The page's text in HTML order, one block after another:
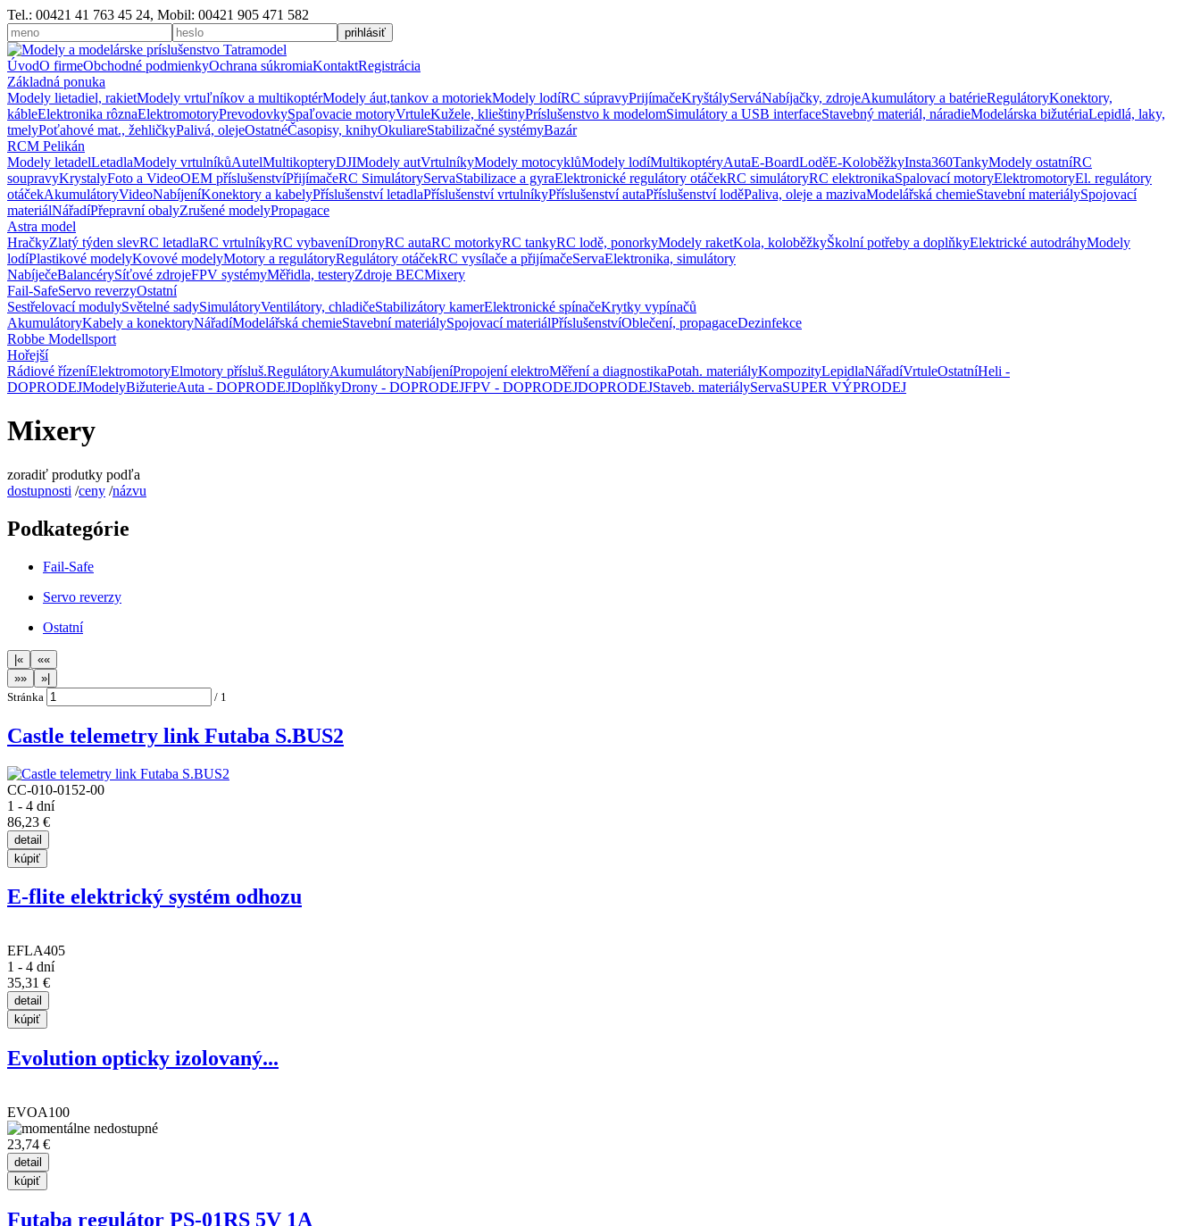
Tel.: 00421 41 763 45 24, Mobil: 00421 905 471 582
ÚvodO firmeObchodné podmienkyOchrana súkromiaKontaktRegistrácia
Základná ponuka
Modely lietadiel, rakietModely vrtuľníkov a multikoptérModely áut,tankov a motoriekModely lodíRC súpravyPrijímačeKryštályServáNabíjačky, zdrojeAkumulátory a batérieRegulátoryKonektory,
kábleElektronika rôznaElektromotoryPrevodovkySpaľovacie motoryVrtuleKužele, klieštinyPríslušenstvo k modelomSimulátory a USB interfaceStavebný materiál, náradieModelárska bižutériaLepidlá, laky,
tmelyPoťahové mat., žehličkyPalivá, olejeOstatnéČasopisy, knihyOkuliareStabilizačné systémyBazár
RCM Pelikán
Modely letadelLetadlaModely vrtulníkůAutelMultikopteryDJIModely autVrtulníkyModely motocyklůModely lodíMultikoptéryAutaE-BoardLoděE-KoloběžkyInsta360TankyModely ostatníRC
soupravyKrystalyFoto a VideoOEM příslušenstvíPřijímačeRC SimulátoryServaStabilizace a gyraElektronické regulátory otáčekRC simulátoryRC elektronikaSpalovací motoryElektromotoryEl. regulátory
otáčekAkumulátoryVideoNabíjeníKonektory a kabelyPříslušenství letadlaPříslušenství vrtulníkyPříslušenství autaPříslušenství loděPaliva, oleje a mazivaModelářská chemieStavební materiálySpojovací
materiálNářadíPřepravní obalyZrušené modelyPropagace
Astra model
HračkyZlatý týden slevRC letadlaRC vrtulníkyRC vybaveníDronyRC autaRC motorkyRC tankyRC lodě, ponorkyModely raketKola, koloběžkyŠkolní potřeby a doplňkyElektrické autodráhyModely
lodíPlastikové modelyKovové modelyMotory a regulátoryRegulátory otáčekRC vysílače a přijímačeServaElektronika, simulátory
NabíječeBalancérySíťové zdrojeFPV systémyMěřidla, testeryZdroje BECMixery
Fail-SafeServo reverzyOstatní
Sestřelovací modulySvětelné sadySimulátoryVentilátory, chladičeStabilizátory kamerElektronické spínačeKrytky vypínačů
AkumulátoryKabely a konektoryNářadíModelářská chemieStavební materiálySpojovací materiálPříslušenstvíOblečení, propagaceDezinfekce
Robbe Modellsport
Hořejší
Rádiové řízeníElektromotoryElmotory přísluš.RegulátoryAkumulátoryNabíjeníPropojení elektroMěření a diagnostikaPotah. materiályKompozityLepidlaNářadíVrtuleOstatníHeli -
DOPRODEJModelyBižuterieAuta - DOPRODEJDoplňkyDrony - DOPRODEJFPV - DOPRODEJDOPRODEJStaveb. materiályServaSUPER VÝPRODEJ
Mixery
zoradiť produtky podľa
dostupnosti /ceny /názvu
Podkategórie
Fail-Safe
Servo reverzy
Ostatní
Stránka / 1
Castle telemetry link Futaba S.BUS2
CC-010-0152-00
1 - 4 dní
86,23 €
E-flite elektrický systém odhozu
EFLA405
1 - 4 dní
35,31 €
Evolution opticky izolovaný...
EVOA100
23,74 €
Futaba regulátor PS-01RS 5V 1A